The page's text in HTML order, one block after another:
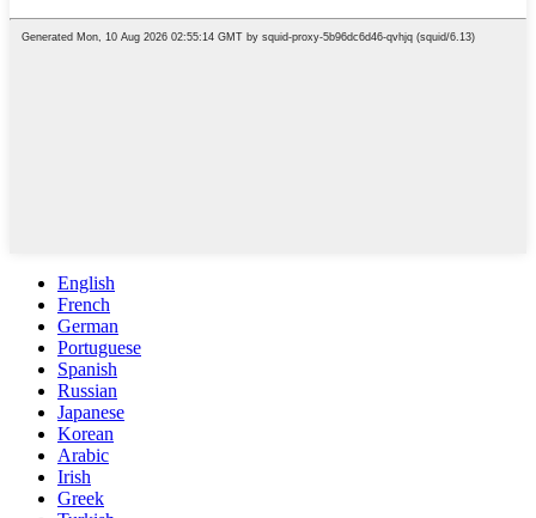
English
French
German
Portuguese
Spanish
Russian
Japanese
Korean
Arabic
Irish
Greek